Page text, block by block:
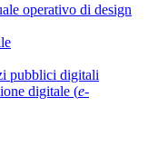
operativo di design
pubblici digitali
digitale (e-